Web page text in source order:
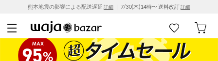
熊本地震の影響による配送遅延 詳細 ｜ 7/30(木)14時〜 送料改訂詳細